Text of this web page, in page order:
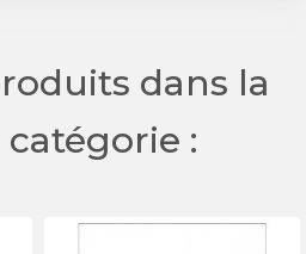
dans la
: